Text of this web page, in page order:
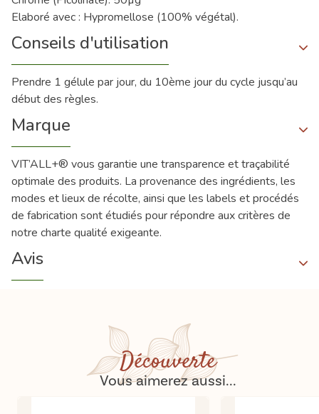
Elaboré avec : Hypromellose (100% végétal).
Conseils d'utilisation
Prendre 1 gélule par jour, du 10ème jour du cycle jusqu’au
début des règles.
Marque
VIT’ALL+® vous garantie une transparence et traçabilité
optimale des produits. La provenance des ingrédients, les
modes et lieux de récolte, ainsi que les labels et procédés
de fabrication sont étudiés pour répondre aux critères de
notre charte qualité exigeante.
Avis
Découverte
Vous aimerez aussi...